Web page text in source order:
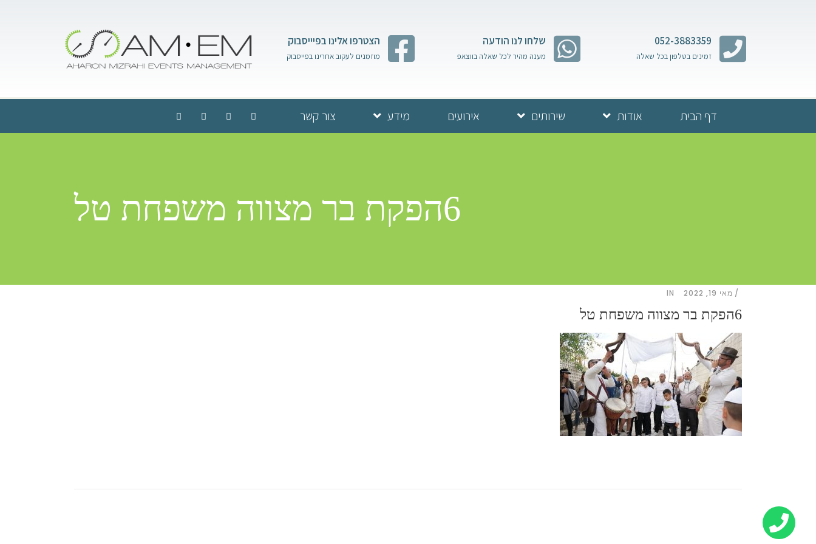
052-3883359
זמינים בטלפון בכל שאלה
שלחו לנו הודעה
מענה מהיר לכל שאלה בווצאפ
הצטרפו אלינו בפיייסבוק
מוזמנים לעקוב אחרינו בפייסבוק
דף הבית אודות שירותים אירועים מידע צור קשר
6הפקת בר מצווה משפחת טל
מאי 19, 2022 IN
6הפקת בר מצווה משפחת טל